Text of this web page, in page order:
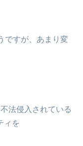
ですが、あまり変
法侵入されている
ィを